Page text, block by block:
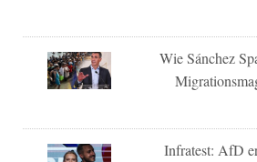
Wie Sánchez
Infratest: AfD